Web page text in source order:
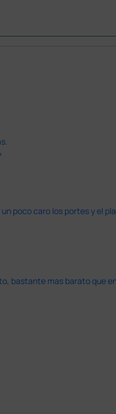
poco caro los portes y el
bastante mas barato que